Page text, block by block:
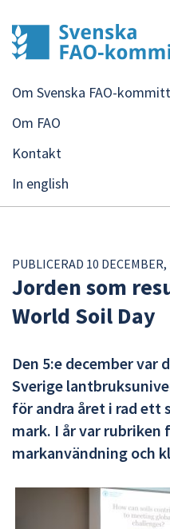
Om Svenska FAO-
Om FAO
Kontakt
In english
PUBLICERAD 10 DECEMBER,
Jorden som
World Soil Day
Den 5:e december var
Sverige
för andra året i rad ett
mark. I år var rubriken
markanvändning och